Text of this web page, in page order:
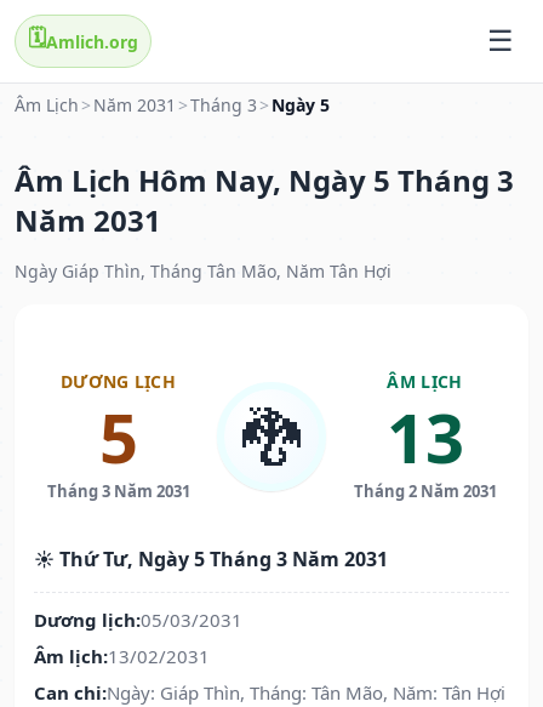
🗓️Amlich.org
Âm Lịch > Năm 2031 >Tháng 3 > Ngày 5
Âm Lịch Hôm Nay, Ngày 5 Tháng 3
Năm 2031
Ngày Giáp Thìn, Tháng Tân Mão, Năm Tân Hợi
DƯƠNG LỊCH
5
Tháng 3 Năm 2031
🐉
ÂM LỊCH
13
Tháng 2 Năm 2031
☀️ Thứ Tư, Ngày 5 Tháng 3 Năm 2031
Dương lịch:05/03/2031
Âm lịch:13/02/2031
Can chi:Ngày: Giáp Thìn, Tháng: Tân Mão, Năm: Tân Hợi